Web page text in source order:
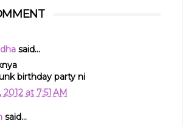
said...
birthday party ni
at 7:51 AM
said...